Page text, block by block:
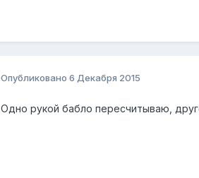
Опубликовано 6 Декабря 2015
Одно рукой бабло пересчитываю,